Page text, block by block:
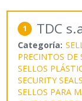
1 TDC
Categoría:
PRECINTOS DE
SELLOS
SECURITY SEALS
SELLOS PARA